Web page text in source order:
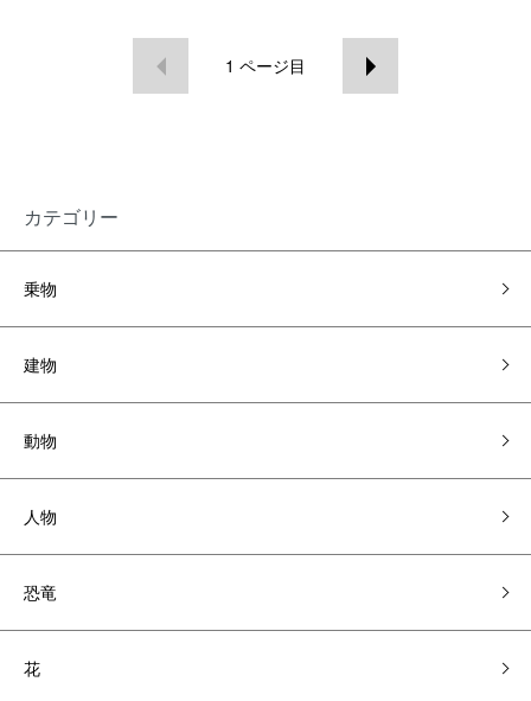
1 ページ目
カテゴリー
乗物
建物
動物
人物
恐竜
花